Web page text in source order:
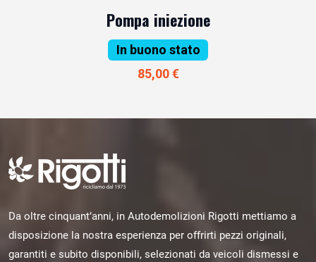
Pompa iniezione
In buono stato
85,00 €
Da oltre cinquant’anni, in Autodemolizioni Rigotti mettiamo a
disposizione la nostra esperienza per offrirti pezzi originali,
garantiti e subito disponibili, selezionati da veicoli dismessi e